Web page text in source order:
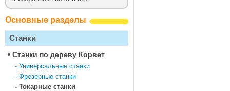
Основные разделы
Станки
• Cтанки по дереву Корвет
- Универсальные станки
- Фрезерные станки
- Токарные станки